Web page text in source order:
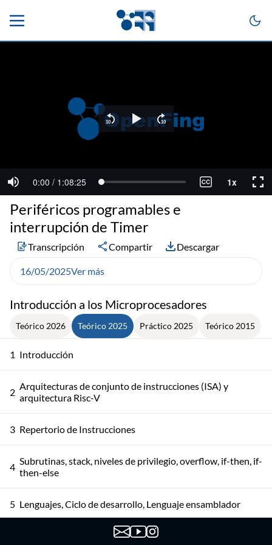
Introducción a los Microprocesadores
Teórico 2026 Teórico 2025 Práctico 2025 Teórico 2015
1 Introducción
2 Arquitecturas de conjunto de instrucciones (ISA) y
arquitectura Risc-V
3 Repertorio de Instrucciones
4 Subrutinas, stack, niveles de privilegio, overflow, if-then, if-
then-else
5 Lenguajes, Ciclo de desarrollo, Lenguaje ensamblador
Proceso de ensamblado, ejemplo de ensamblado a mano
Periféricos programables e
interrupción de Timer
Transcripción Compartir Descargar
16/05/2025Ver más